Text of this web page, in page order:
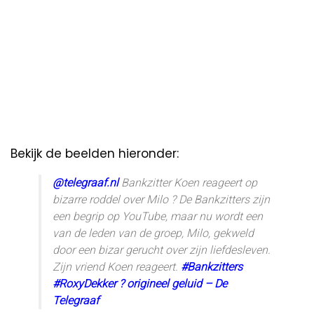
Bekijk de beelden hieronder:
@telegraaf.nlBankzitter Koen reageert op
bizarre roddel over Milo ? De Bankzitters zijn
een begrip op YouTube, maar nu wordt een
van de leden van de groep, Milo, gekweld
door een bizar gerucht over zijn liefdesleven.
Zijn vriend Koen reageert. #Bankzitters
#RoxyDekker ? origineel geluid – De
Telegraaf